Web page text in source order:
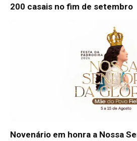
200 casais no fim de setembro
Novenário em honra a Nossa